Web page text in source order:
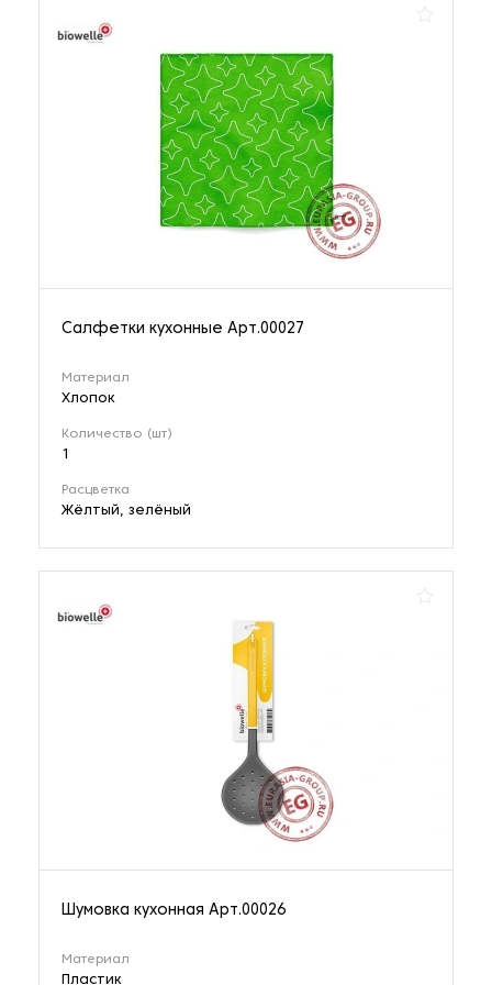
1 наименование
Салфетки кухонные Арт.00027
Материал
Хлопок
Количество (шт)
1
Расцветка
Жёлтый, зелёный
Шумовка кухонная Арт.00026
Материал
Пластик